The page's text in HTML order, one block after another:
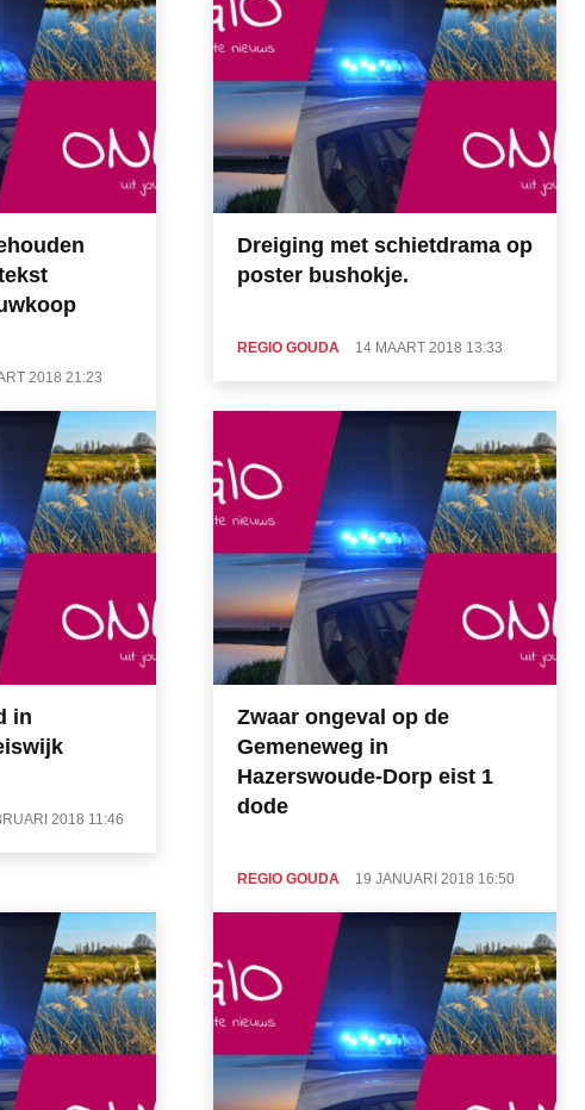
2018 21:23
Dreiging met schietdrama op
poster bushokje.
REGIO GOUDA 14 MAART 2018 13:33
in
2018 11:46
Zwaar ongeval op de
Gemeneweg in
Hazerswoude-Dorp eist 1
dode
REGIO GOUDA 19 JANUARI 2018 16:50